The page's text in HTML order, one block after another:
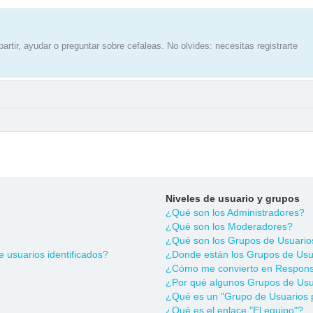
ayudar o preguntar sobre cefaleas. No olvides: necesitas registrarte
usuarios identificados?
Niveles de usuario y grupos
¿Qué son los Administradores?
¿Qué son los Moderadores?
¿Qué son los Grupos de
¿Donde están los Grupos de
¿Cómo me convierto en
¿Por qué algunos Grupos de
¿Qué es un "Grupo de Usuarios
¿Qué es el enlace "El equipo"?